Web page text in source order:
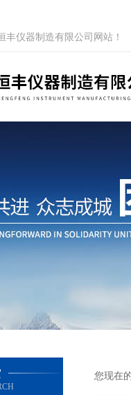
仪器制造有限公司网站！
您现在